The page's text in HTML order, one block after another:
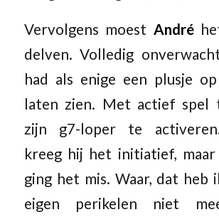
Vervolgens moest André
delven. Volledig
had als enige een plusje
laten zien. Met actief spel
zijn g7-loper te
kreeg hij het initiatief, maar
ging het mis. Waar, dat heb
eigen perikelen niet